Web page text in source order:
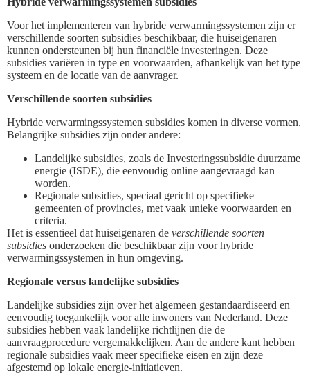
Voor het implementeren van hybride verwarmingssystemen zijn er
verschillende soorten subsidies beschikbaar, die huiseigenaren
kunnen ondersteunen bij hun financiële investeringen. Deze
subsidies variëren in type en voorwaarden, afhankelijk van het type
systeem en de locatie van de aanvrager.
Verschillende soorten subsidies
Hybride verwarmingssystemen subsidies komen in diverse vormen.
Belangrijke subsidies zijn onder andere:
Landelijke subsidies, zoals de Investeringssubsidie duurzame
energie (ISDE), die eenvoudig online aangevraagd kan
worden.
Regionale subsidies, speciaal gericht op specifieke
gemeenten of provincies, met vaak unieke voorwaarden en
criteria.
Het is essentieel dat huiseigenaren de verschillende soorten
subsidies onderzoeken die beschikbaar zijn voor hybride
verwarmingssystemen in hun omgeving.
Regionale versus landelijke subsidies
Landelijke subsidies zijn over het algemeen gestandaardiseerd en
eenvoudig toegankelijk voor alle inwoners van Nederland. Deze
subsidies hebben vaak landelijke richtlijnen die de
aanvraagprocedure vergemakkelijken. Aan de andere kant hebben
regionale subsidies vaak meer specifieke eisen en zijn deze
afgestemd op lokale energie-initiatieven.